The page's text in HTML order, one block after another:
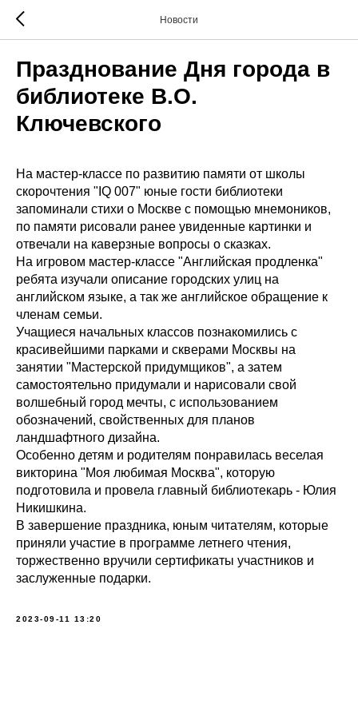
Новости
Празднование Дня города в
библиотеке В.О.
Ключевского
На мастер-классе по развитию памяти от школы
скорочтения "IQ 007" юные гости библиотеки
запоминали стихи о Москве с помощью мнемоников,
по памяти рисовали ранее увиденные картинки и
отвечали на каверзные вопросы о сказках.
На игровом мастер-классе "Английская продленка"
ребята изучали описание городских улиц на
английском языке, а так же английское обращение к
членам семьи.
Учащиеся начальных классов познакомились с
красивейшими парками и скверами Москвы на
занятии "Мастерской придумщиков", а затем
самостоятельно придумали и нарисовали свой
волшебный город мечты, с использованием
обозначений, свойственных для планов
ландшафтного дизайна.
Особенно детям и родителям понравилась веселая
викторина "Моя любимая Москва", которую
подготовила и провела главный библиотекарь - Юлия
Никишкина.
В завершение праздника, юным читателям, которые
приняли участие в программе летнего чтения,
торжественно вручили сертификаты участников и
заслуженные подарки.
2023-09-11 13:20